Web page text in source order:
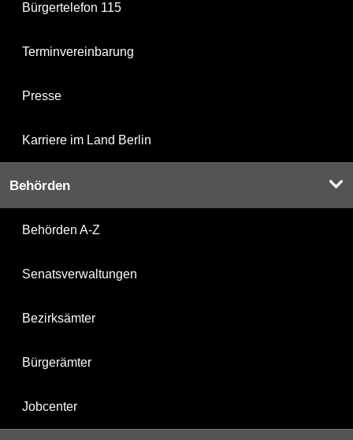
Bürgertelefon 115
Terminvereinbarung
Presse
Karriere im Land Berlin
Behörden
Behörden A-Z
Senatsverwaltungen
Bezirksämter
Bürgerämter
Jobcenter